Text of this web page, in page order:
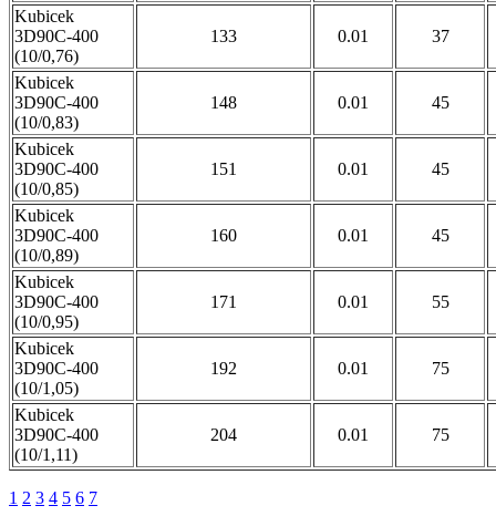
Kubicek
3D90C-400
(10/0,76)
133 0.01 37
Kubicek
3D90C-400
(10/0,83)
148 0.01 45
Kubicek
3D90C-400
(10/0,85)
151 0.01 45
Kubicek
3D90C-400
(10/0,89)
160 0.01 45
Kubicek
3D90C-400
(10/0,95)
171 0.01 55
Kubicek
3D90C-400
(10/1,05)
192 0.01 75
Kubicek
3D90C-400
(10/1,11)
204 0.01 75
1 2 3 4 5 6 7